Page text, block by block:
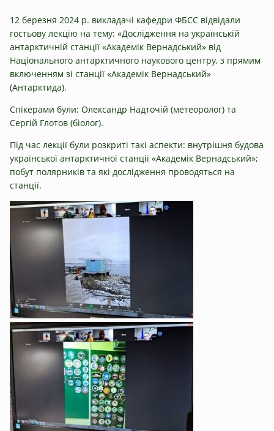
12 березня 2024 р. викладачі кафедри ФБСС відвідали
гостьову лекцію на тему: «Дослідження на українській
антарктичній станції «Академік Вернадський» від
Національного антарктичного наукового центру, з прямим
включенням зі станції «Академік Вернадський»
(Антарктида).
Спікерами були: Олександр Надточій (метеоролог) та
Сергій Глотов (біолог).
Під час лекції були розкриті такі аспекти: внутрішня будова
української антарктичної станції «Академік Вернадський»;
побут полярників та які дослідження проводяться на
станції.